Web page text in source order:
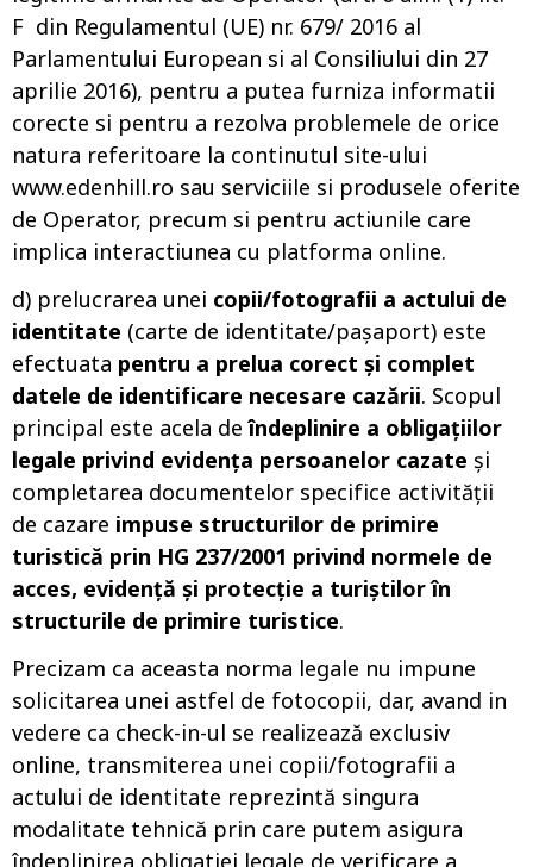
F din Regulamentul (UE) nr. 679/ 2016 al
Parlamentului European si al Consiliului din 27
aprilie 2016), pentru a putea furniza informatii
corecte si pentru a rezolva problemele de orice
natura referitoare la continutul site-ului
www.edenhill.ro sau serviciile si produsele oferite
de Operator, precum si pentru actiunile care
implica interactiunea cu platforma online.
d) prelucrarea unei copii/fotografii a actului de
identitate (carte de identitate/pașaport) este
efectuata pentru a prelua corect și complet
datele de identificare necesare cazării. Scopul
principal este acela deîndeplinire a obligațiilor
legale privind evidența persoanelor cazate și
completarea documentelor specifice activității
de cazare impuse structurilor de primire
turistică prin HG 237/2001 privind normele de
acces, evidență și protecție a turiștilor în
structurile de primire turistice.
Precizam ca aceasta norma legale nu impune
solicitarea unei astfel de fotocopii, dar, avand in
vedere ca check-in-ul se realizează exclusiv
online, transmiterea unei copii/fotografii a
actului de identitate reprezintă singura
modalitate tehnică prin care putem asigura